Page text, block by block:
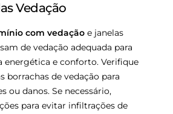
Vedação
com vedação e janelas
de vedação adequada para
energética e conforto. Verifique
borrachas de vedação para
ou danos. Se necessário,
para evitar infiltrações de